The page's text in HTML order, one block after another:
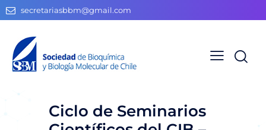
secretariasbbm@gmail.com
Ciclo de Seminarios